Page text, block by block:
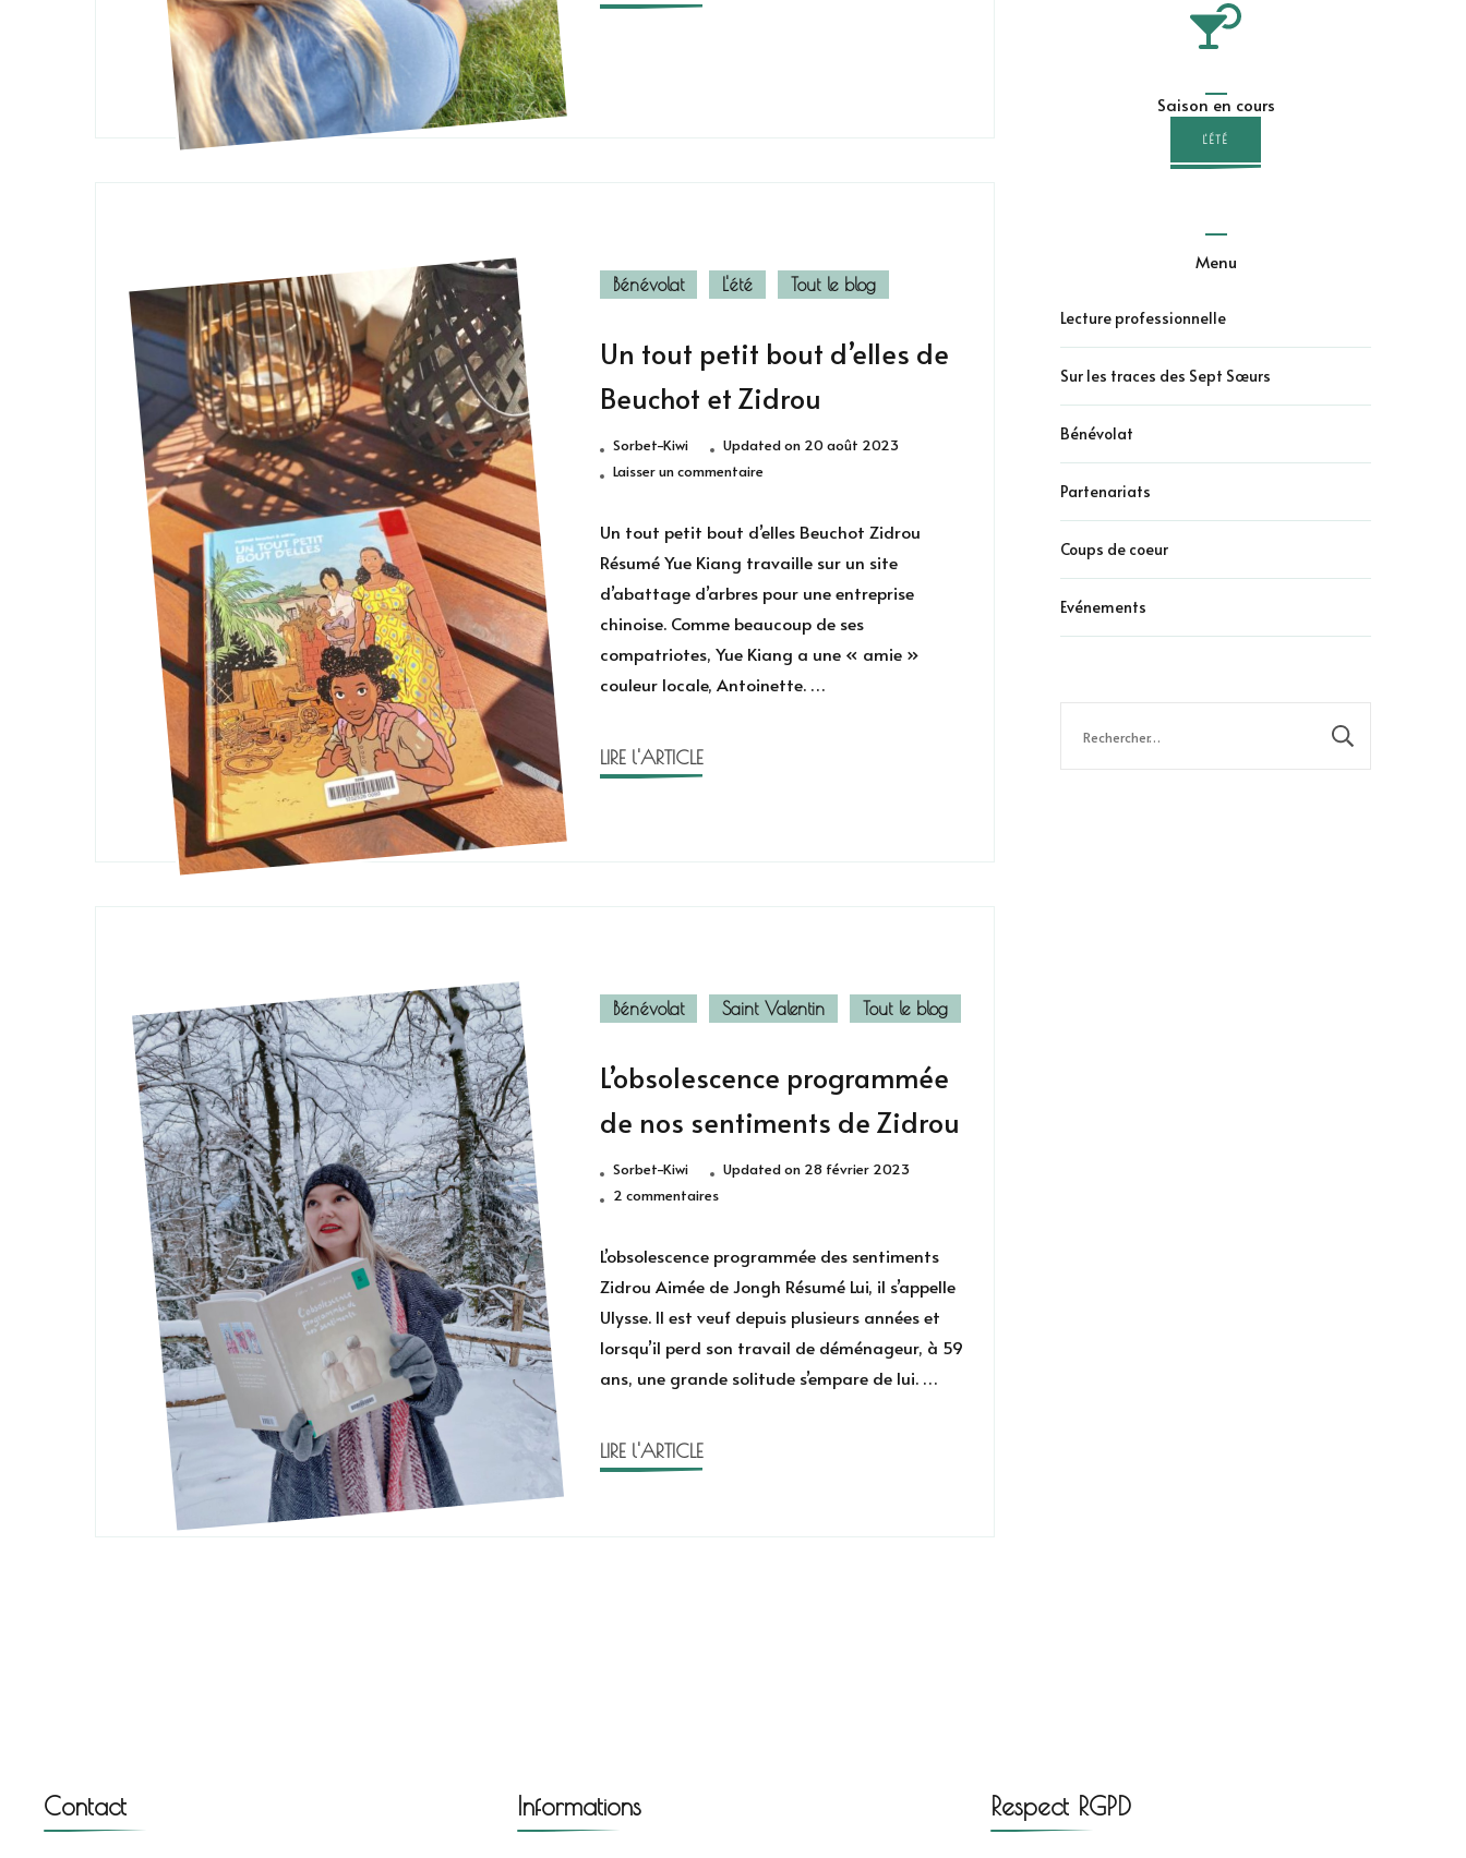
Bénévolat L'été Tout le blog
Un tout petit bout d’elles de
Beuchot et Zidrou
Sorbet-Kiwi Updated on 20 août 2023
Laisser un commentairesur
tout
bout
d’elles
de
Beuchot
Un tout petit bout d’elles Beuchot Zidrou
Résumé Yue Kiang travaille sur un site
d’abattage d’arbres pour une entreprise
chinoise. Comme beaucoup de ses
compatriotes, Yue Kiang a une « amie »
couleur locale, Antoinette. …
LIRE l'ARTICLE
Bénévolat Saint Valentin Tout le blog
L’obsolescence programmée
de nos sentiments de Zidrou
Sorbet-Kiwi Updated on 28 février 2023
2 commentairessur
nos
sentiments
de
Zidrou
L’obsolescence programmée des sentiments
Zidrou Aimée de Jongh Résumé Lui, il s’appelle
Ulysse. Il est veuf depuis plusieurs années et
lorsqu’il perd son travail de déménageur, à 59
ans, une grande solitude s’empare de lui. …
LIRE l'ARTICLE
Saison en cours
L'ÉTÉ
Menu
Lecture professionnelle
Sur les traces des Sept Sœurs
Bénévolat
Partenariats
Coups de coeur
Evénements
Contact Informations Respect RGPD